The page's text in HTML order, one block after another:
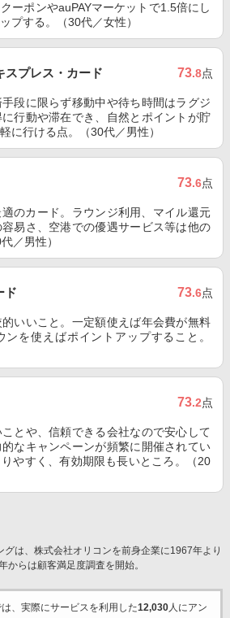
ーポンやauPAYマーケットで1.5倍にし
プする。（30代／女性）
スプレス・カード 73.8点
段に限らず移動中や待ち時間はラグジ
行動や滞在でき、自然とポイントが貯
に行ける点。（30代／男性）
73.6点
のカード。ラウンジ利用、マイル還元
易さ、空港での優遇サービス等は他の
／男性）
ド 73.6点
いいこと。一定額使えば年会費が無料
を使えばポイントアップすること。
73.2点
とや、信頼できる会社なので安心して
なキャンペーンが頻繁に開催されてい
やすく、有効期限も長いところ。（20
グは、株式会社オリコンを前身企業に1967年より
からは顧客満足度調査を開始。
、実際にサービスを利用した12,030人にアン